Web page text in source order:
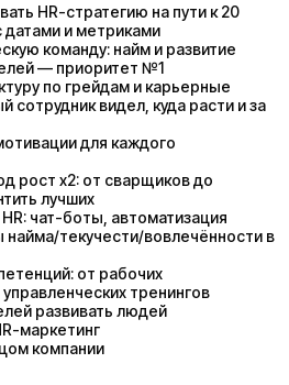
HR-стратегию на пути к 20
и метриками
команду: найм и развитие
— приоритет №1
по грейдам и карьерные
сотрудник видел, куда расти и за
для каждого
рост x2: от сварщиков до
лучших
чат-боты, автоматизация
текучести/вовлечённости в
от рабочих
тренингов
развивать людей
маркетинг
компании